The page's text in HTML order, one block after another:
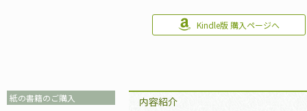
Kindle版 購入ページへ
紙の書籍のご購入
内容紹介